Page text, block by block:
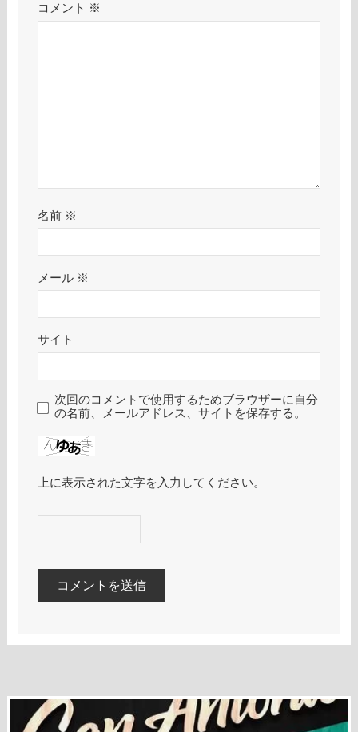
コメント ※
名前 ※
メール ※
サイト
次回のコメントで使用するためブラウザーに自分
の名前、メールアドレス、サイトを保存する。
上に表示された文字を入力してください。